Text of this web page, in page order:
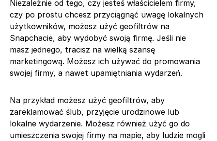
Niezależnie od tego, czy jesteś właścicielem firmy,
czy po prostu chcesz przyciągnąć uwagę lokalnych
użytkowników, możesz użyć geofiltrów na
Snapchacie, aby wydobyć swoją firmę. Jeśli nie
masz jednego, tracisz na wielką szansę
marketingową. Możesz ich używać do promowania
swojej firmy, a nawet upamiętniania wydarzeń.
Na przykład możesz użyć geofiltrów, aby
zareklamować ślub, przyjęcie urodzinowe lub
lokalne wydarzenie. Możesz również użyć go do
umieszczenia swojej firmy na mapie, aby ludzie mogli